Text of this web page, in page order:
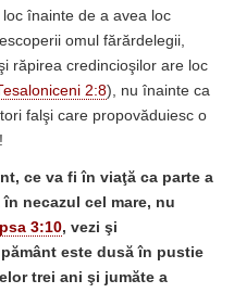
înainte de a avea loc
omul fărărdelegii,
răpirea credincioşilor are loc
2:8), nu înainte ca
falşi care propovăduiesc o
ce va fi în viaţă ca parte a
necazul cel mare, nu
3:10, vezi şi
este dusă în pustie
trei ani şi jumăte a